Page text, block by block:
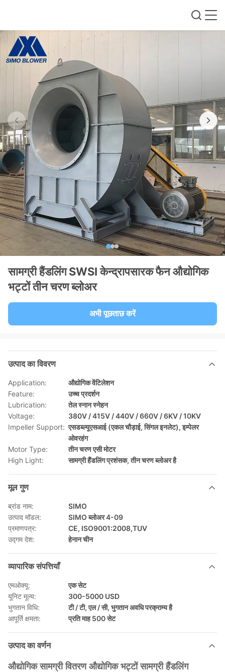
सामग्री हैंडलिंग SWSI केन्द्रापसारक फैन औद्योगिक
भट्टों तीन चरण ब्लोअर
अभी पूछताछ करें
उत्पाद का विवरण
Application:
औद्योगिक वेंटिलेशन
Feature:
उच्च प्रदर्शन
Lubrication:
तेल स्नान स्नेहन
Voltage:
380V / 415V / 440V / 660V / 6KV / 10KV
Impeller Support: एसडब्ल्यूएसआई (एकल चौड़ाई, सिंगल इनलेट), इम्पेलर
ओवरहंग
Motor Type:
तीन चरण एसी मोटर
High Light:
सामग्री हैंडलिंग प्रशंसक,तीन चरण ब्लोअर है
मूल गुण
ब्रांड नाम:
SIMO
उत्पाद मॉडल:
SIMO ब्लोअर 4-09
प्रमाणपत्र:
CE, ISO9001:2008,TUV
उद्गम देश:
हेनान चीन
व्यापारिक संपत्तियाँ
एमओक्यू:
एक सेट
यूनिट मूल्य:
300-5000 USD
भुगतान विधि:
टी / टी, एल / सी, भुगतान अवधि परक्राम्य है
आपूर्ति क्षमता:
प्रति माह 500 सेट
उत्पाद का वर्णन
औद्योगिक सामग्री वितरण औद्योगिक भट्टों सामग्री हैंडलिंग